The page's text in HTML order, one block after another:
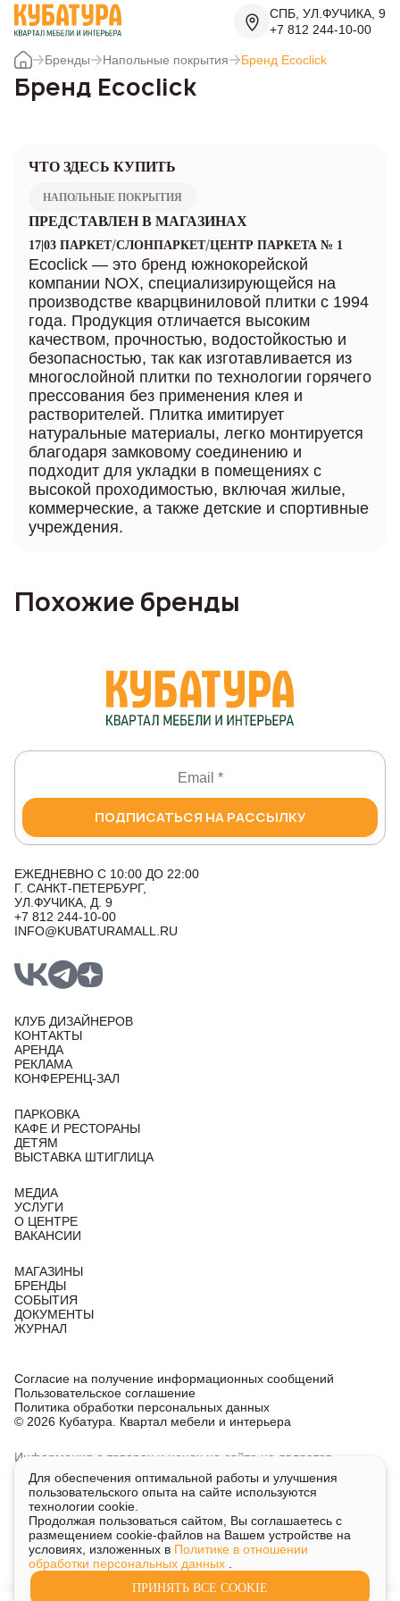
СПБ, УЛ.ФУЧИКА, 9
+7 812 244-10-00
Бренды Напольные покрытия Бренд Ecoclick
Бренд Ecoclick
ЧТО ЗДЕСЬ КУПИТЬ
НАПОЛЬНЫЕ ПОКРЫТИЯ
ПРЕДСТАВЛЕН В МАГАЗИНАХ
17|03 ПАРКЕТ/СЛОНПАРКЕТ/ЦЕНТР ПАРКЕТА № 1
Ecoclick — это бренд южнокорейской
компании NOX, специализирующейся на
производстве кварцвиниловой плитки с 1994
года. Продукция отличается высоким
качеством, прочностью, водостойкостью и
безопасностью, так как изготавливается из
многослойной плитки по технологии горячего
прессования без применения клея и
растворителей. Плитка имитирует
натуральные материалы, легко монтируется
благодаря замковому соединению и
подходит для укладки в помещениях с
высокой проходимостью, включая жилые,
коммерческие, а также детские и спортивные
учреждения.
Похожие бренды
ПОДПИСАТЬСЯ НА РАССЫЛКУ
ЕЖЕДНЕВНО С 10:00 ДО 22:00
Г. САНКТ-ПЕТЕРБУРГ,
УЛ.ФУЧИКА, Д. 9
+7 812 244-10-00
INFO@KUBATURAMALL.RU
КЛУБ ДИЗАЙНЕРОВ
КОНТАКТЫ
АРЕНДА
РЕКЛАМА
КОНФЕРЕНЦ-ЗАЛ
ПАРКОВКА
КАФЕ И РЕСТОРАНЫ
ДЕТЯМ
ВЫСТАВКА ШТИГЛИЦА
МЕДИА
УСЛУГИ
О ЦЕНТРЕ
ВАКАНСИИ
МАГАЗИНЫ
БРЕНДЫ
СОБЫТИЯ
ДОКУМЕНТЫ
ЖУРНАЛ
© 2026 Кубатура. Квартал мебели и интерьера
Согласие на получение информационных сообщений
Пользовательское соглашение
Политика обработки персональных данных
Информация о товарах и ценах на сайте не является
публичной офертой, носит исключительно информационный
характер.
Для получения подробной информации о наличии
и стоимости указанных товаров и услуг напишите или
позвоните нам.
Для обеспечения оптимальной работы и улучшения
пользовательского опыта на сайте используются
технологии cookie.
Продолжая пользоваться сайтом, Вы соглашаетесь с
размещением cookie-файлов на Вашем устройстве на
условиях, изложенных в Политике в отношении
обработки персональных данных
ПРИНЯТЬ ВСЕ COOKIE